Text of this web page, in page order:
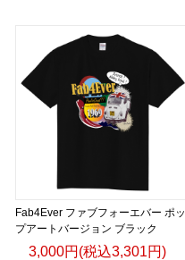
Fab4Ever ファブフォーエバー ポッ
プアートバージョン ブラック
3,000円(税込3,301円)